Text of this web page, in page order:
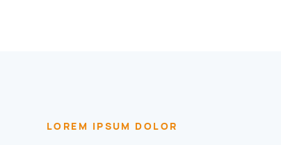
LOREM IPSUM DOLOR